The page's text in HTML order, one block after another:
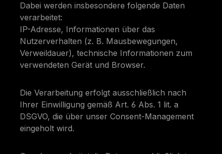
Dabei werden insbesondere folgende Daten
verarbeitet:
IP-Adresse, Informationen über das
Nutzerverhalten (z. B. Mausbewegungen,
Verweildauer), technische Informationen zum
verwendeten Gerät und Browser.
Die Verarbeitung erfolgt ausschließlich nach
Ihrer Einwilligung gemäß Art. 6 Abs. 1 lit. a
DSGVO, die über unser Consent-Management
eingeholt wird.